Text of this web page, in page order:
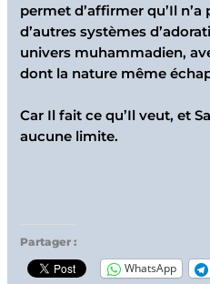
permet d’affirmer qu’Il
d’autres systèmes
univers muhammadien,
dont la nature même
Car Il fait ce qu’Il veut, et
aucune limite.
Partager :
WhatsApp